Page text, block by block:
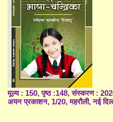
मूल्य : 150, पृष्ठ :148, संस्करण :
अयन प्रकाशन, 1/20, महरौली, नई